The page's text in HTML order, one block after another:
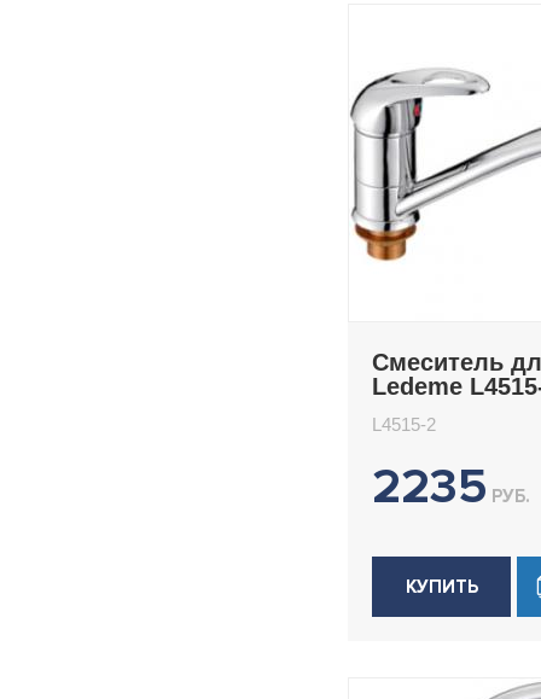
Смеситель
Ledeme
L4515-2
2235 РУБ.
КУПИТЬ